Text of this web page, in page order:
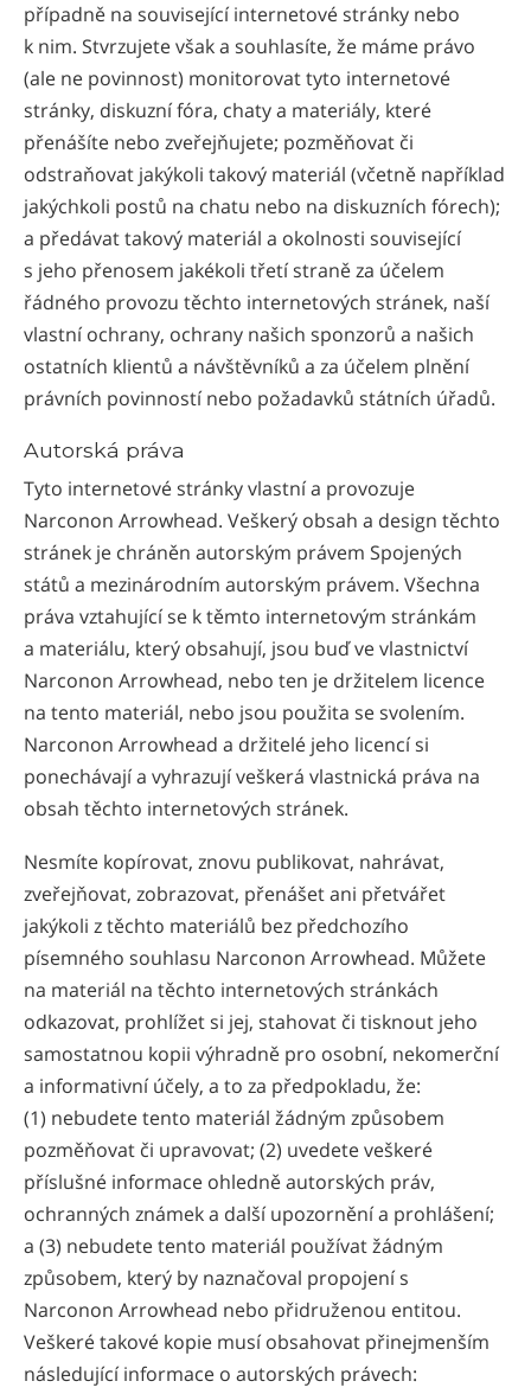
případně na související internetové stránky nebo
k nim. Stvrzujete však a souhlasíte, že máme právo
(ale ne povinnost) monitorovat tyto internetové
stránky, diskuzní fóra, chaty a materiály, které
přenášíte nebo zveřejňujete; pozměňovat či
odstraňovat jakýkoli takový materiál (včetně například
jakýchkoli postů na chatu nebo na diskuzních fórech);
a předávat takový materiál a okolnosti související
s jeho přenosem jakékoli třetí straně za účelem
řádného provozu těchto internetových stránek, naší
vlastní ochrany, ochrany našich sponzorů a našich
ostatních klientů a návštěvníků a za účelem plnění
právních povinností nebo požadavků státních úřadů.
Autorská práva
Tyto internetové stránky vlastní a provozuje
Narconon Arrowhead. Veškerý obsah a design těchto
stránek je chráněn autorským právem Spojených
států a mezinárodním autorským právem. Všechna
práva vztahující se k těmto internetovým stránkám
a materiálu, který obsahují, jsou buď ve vlastnictví
Narconon Arrowhead, nebo ten je držitelem licence
na tento materiál, nebo jsou použita se svolením.
Narconon Arrowhead a držitelé jeho licencí si
ponechávají a vyhrazují veškerá vlastnická práva na
obsah těchto internetových stránek.
Nesmíte kopírovat, znovu publikovat, nahrávat,
zveřejňovat, zobrazovat, přenášet ani přetvářet
jakýkoli z těchto materiálů bez předchozího
písemného souhlasu Narconon Arrowhead. Můžete
na materiál na těchto internetových stránkách
odkazovat, prohlížet si jej, stahovat či tisknout jeho
samostatnou kopii výhradně pro osobní, nekomerční
a informativní účely, a to za předpokladu, že:
(1) nebudete tento materiál žádným způsobem
pozměňovat či upravovat; (2) uvedete veškeré
příslušné informace ohledně autorských práv,
ochranných známek a další upozornění a prohlášení;
a (3) nebudete tento materiál používat žádným
způsobem, který by naznačoval propojení s
Narconon Arrowhead nebo přidruženou entitou.
Veškeré takové kopie musí obsahovat přinejmenším
následující informace o autorských právech: